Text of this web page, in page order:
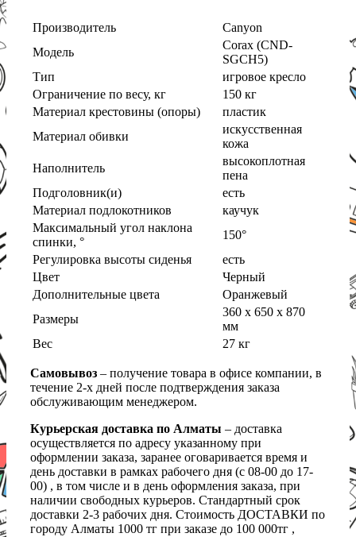
Производитель
Canyon
Модель
Corax (CND-
SGCH5)
Тип
игровое кресло
Ограничение по весу, кг
150 кг
Материал крестовины (опоры)
пластик
Материал обивки
искусственная
кожа
Наполнитель
высокоплотная
пена
Подголовник(и)
есть
Материал подлокотников
каучук
Максимальный угол наклона
спинки, °
150°
Регулировка высоты сиденья
есть
Цвет
Черный
Дополнительные цвета
Оранжевый
Размеры
360 x 650 x 870
мм
Вес
27 кг
Самовывоз – получение товара в офисе компании, в
течение 2-х дней после подтверждения заказа
обслуживающим менеджером.
Курьерская доставка по Алматы – доставка
осуществляется по адресу указанному при
оформлении заказа, заранее оговаривается время и
день доставки в рамках рабочего дня (с 08-00 до 17-
00) , в том числе и в день оформления заказа, при
наличии свободных курьеров. Стандартный срок
доставки 2-3 рабочих дня. Стоимость ДОСТАВКИ по
городу Алматы 1000 тг при заказе до 100 000тг ,